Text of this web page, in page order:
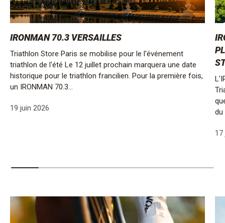
IRONMAN 70.3 VERSAILLES
Triathlon Store Paris se mobilise pour le l'événement
triathlon de l'été Le 12 juillet prochain marquera une date
historique pour le triathlon francilien. Pour la première fois,
un IRONMAN 70.3...
19 juin 2026
du
17